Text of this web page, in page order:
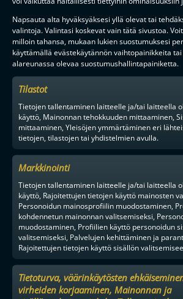
Napsauta alta hyväksyäksesi yllä olevat tai
valintoja. Valintasi koskevat vain tätä sivustoa.
milloin tahansa, mukaan lukien suostumuksesi
käyttämällä evästekäytännön vaihtopainikkeita
alareunassa olevaa suostumushallintapainiketta.
Tilastot
Tietojen tallentaminen laitteelle ja/tai laitteella
käyttö, Mainonnan tehokkuuden mittaaminen,
mittaaminen, Yleisöjen ymmärtäminen eri
tietojen, tilastojen tai yhdistelmien avulla.
Markkinointi
Tietojen tallentaminen laitteelle ja/tai laitteella
käyttö, Rajoitettujen tietojen käyttö mainosten
Personoidun mainosprofiilin muodostaminen,
kohdennetun mainonnan valitsemiseksi,
muodostaminen, Profiilien käyttö personoidun
valitsemiseksi, Palvelujen kehittäminen ja
Rajoitettujen tietojen käyttö sisällön
Tietoturva, väärinkäytösten
virheiden korjaaminen, Mainonnan ja
F-LIIGAN